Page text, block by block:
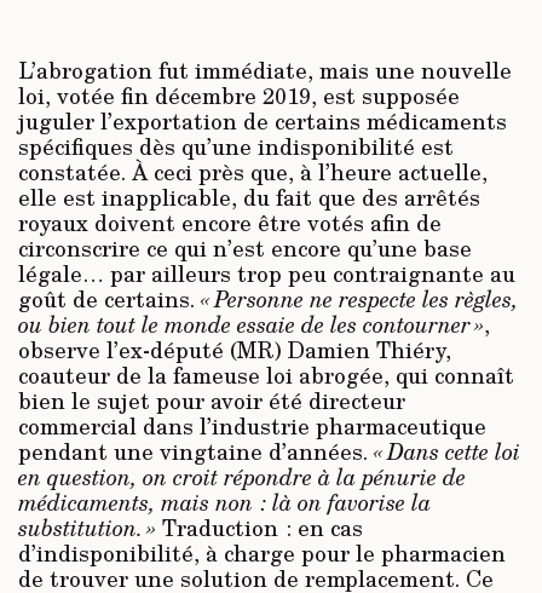
L’abrogation fut immédiate, mais une nouvelle
loi, votée fin décembre 2019, est supposée
juguler l’exportation de certains médicaments
spécifiques dès qu’une indisponibilité est
constatée. À ceci près que, à l’heure actuelle,
elle est inapplicable, du fait que des arrêtés
royaux doivent encore être votés afin de
circonscrire ce qui n’est encore qu’une base
légale… par ailleurs trop peu contraignante au
goût de certains. « Personne ne respecte les règles,
ou bien tout le monde essaie de les contourner »,
observe l’ex-député (MR) Damien Thiéry,
coauteur de la fameuse loi abrogée, qui connaît
bien le sujet pour avoir été directeur
commercial dans l’industrie pharmaceutique
pendant une vingtaine d’années. « Dans cette loi
en question, on croit répondre à la pénurie de
médicaments, mais non : là on favorise la
substitution. » Traduction : en cas
d’indisponibilité, à charge pour le pharmacien
de trouver une solution de remplacement. Ce